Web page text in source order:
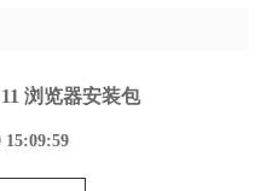
浏览器安装包
15:09:59